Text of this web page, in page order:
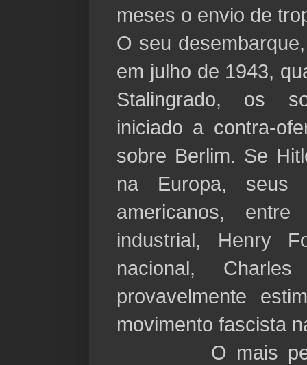
meses o envio de
O seu
em julho de 1943,
Stalingrado, os
iniciado a contra-
sobre Berlim. Se
na Europa, seus
americanos,
industrial, Henry
nacional,
provavelmente
movimento fascista
O mais